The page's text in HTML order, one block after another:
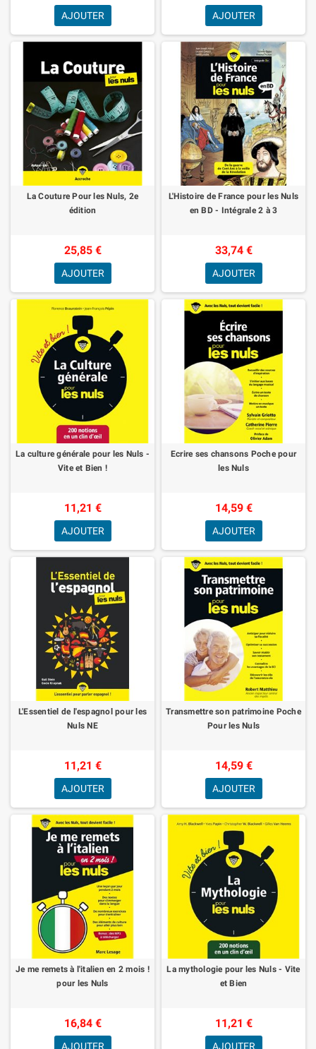
AJOUTER AJOUTER
La Couture Pour les Nuls, 2e
édition
25,85 €
AJOUTER
L'Histoire de France pour les Nuls
en BD - Intégrale 2 à 3
33,74 €
AJOUTER
La culture générale pour les Nuls -
Vite et Bien !
11,21 €
AJOUTER
Ecrire ses chansons Poche pour
les Nuls
14,59 €
AJOUTER
L'Essentiel de l'espagnol pour les
Nuls NE
11,21 €
AJOUTER
Transmettre son patrimoine Poche
Pour les Nuls
14,59 €
AJOUTER
Je me remets à l'italien en 2 mois !
pour les Nuls
16,84 €
AJOUTER
La mythologie pour les Nuls - Vite
et Bien
11,21 €
AJOUTER